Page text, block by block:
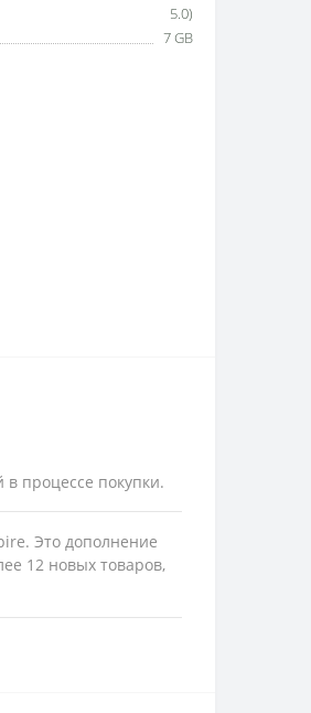
5.0)
7 GB
процессе покупки.
Это дополнение
12 новых товаров,